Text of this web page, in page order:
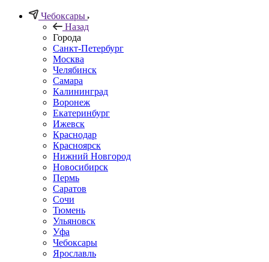
Чебоксары
Назад
Города
Санкт-Петербург
Москва
Челябинск
Самара
Калининград
Воронеж
Екатеринбург
Ижевск
Краснодар
Красноярск
Нижний Новгород
Новосибирск
Пермь
Саратов
Сочи
Тюмень
Ульяновск
Уфа
Чебоксары
Ярославль